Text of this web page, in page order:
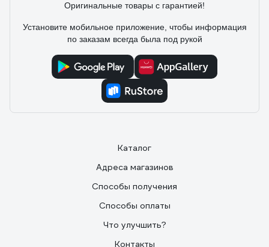
Оригинальные товары с гарантией!
Установите мобильное приложение, чтобы информация
по заказам всегда была под рукой
Каталог
Адреса магазинов
Способы получения
Способы оплаты
Что улучшить?
Контакты